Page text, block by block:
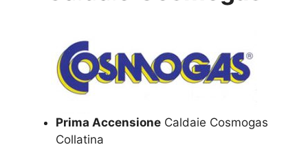
Prima Accensione Caldaie Cosmogas
Collatina